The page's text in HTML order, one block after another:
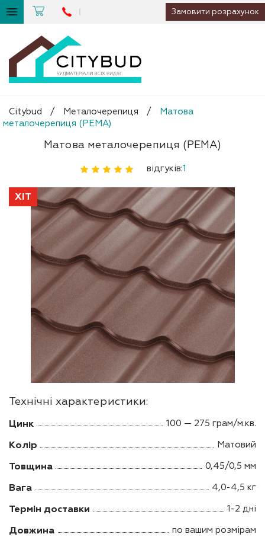
Замовити розрахунок
Citybud / Металочерепиця /
Матова
металочерепиця (РЕМА)
Матова металочерепиця (РЕМА)
відгуків:1
ХІТ
Технічні характеристики:
Цинк 100 — 275 грам/м.кв.
Колір Матовий
Товщина 0,45/0,5 мм
Вага 4,0-4,5 кг
Термін доставки 1-2 дні
Довжина по вашим розмірам